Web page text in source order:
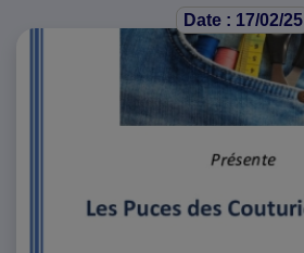
Date : 17/02/25